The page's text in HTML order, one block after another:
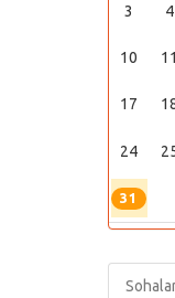
3 4
10 11
17
24
31